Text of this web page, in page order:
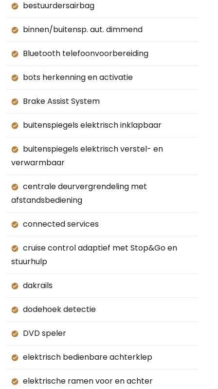
bestuurdersairbag
binnen/buitensp. aut. dimmend
Bluetooth telefoonvoorbereiding
bots herkenning en activatie
Brake Assist System
buitenspiegels elektrisch inklapbaar
buitenspiegels elektrisch verstel- en
verwarmbaar
centrale deurvergrendeling met
afstandsbediening
connected services
cruise control adaptief met Stop&Go en
stuurhulp
dakrails
dodehoek detectie
DVD speler
elektrisch bedienbare achterklep
elektrische ramen voor en achter